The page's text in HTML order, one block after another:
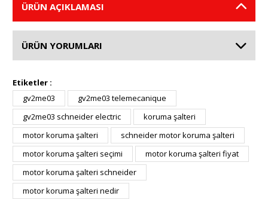
ÜRÜN AÇIKLAMASI
ÜRÜN YORUMLARI
Etiketler :
gv2me03
gv2me03 telemecanique
gv2me03 schneider electric
koruma şalteri
motor koruma şalteri
schneider motor koruma şalteri
motor koruma şalteri seçimi
motor koruma şalteri fiyat
motor koruma şalteri schneider
motor koruma şalteri nedir